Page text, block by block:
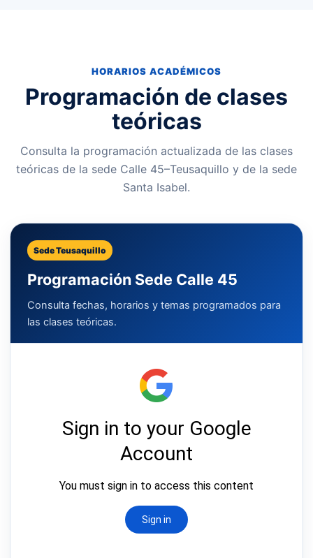
HORARIOS ACADÉMICOS
Programación de clases
teóricas
Consulta la programación actualizada de las clases
teóricas de la sede Calle 45–Teusaquillo y de la sede
Santa Isabel.
Sede Teusaquillo
Programación Sede Calle 45
Consulta fechas, horarios y temas programados para
las clases teóricas.